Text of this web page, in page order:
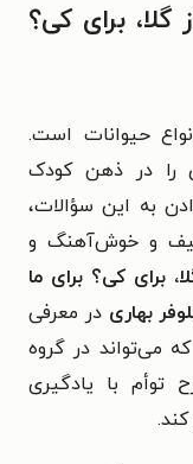
برای کی؟
حیوانات است.
را در ذهن کودک
به این سؤالات،
و خوش‌آهنگ و
برای کی؟ برای ما
بهاری در معرفی
می‌تواند در گروه
توأم با یادگیری